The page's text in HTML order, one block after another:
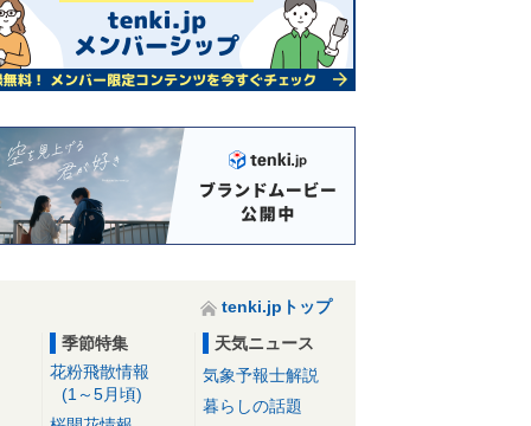
tenki.jpトップ
季節特集
花粉飛散情報
(1～5月頃)
天気ニュース
気象予報士解説
暮らしの話題